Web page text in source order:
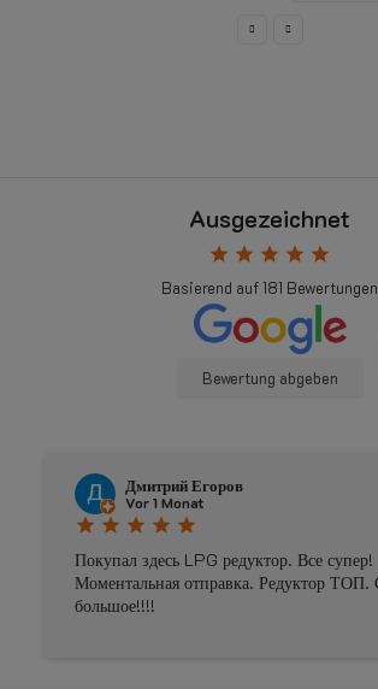
Ausgezeichnet
star star star star star
Basierend auf181 Bewertungen
Bewertung abgeben
Дмитрий Егоров
Vor 1 Monat
star star
Покупал здесь LPG редуктор. Все супер!
Моментальная отправка. Редуктор ТОП. Спасибо
большое!!!!